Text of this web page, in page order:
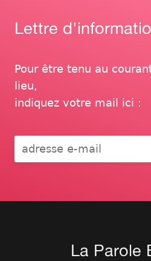
Lettre
Pour être tenu au
lieu,
indiquez votre mail ici :
La Parole